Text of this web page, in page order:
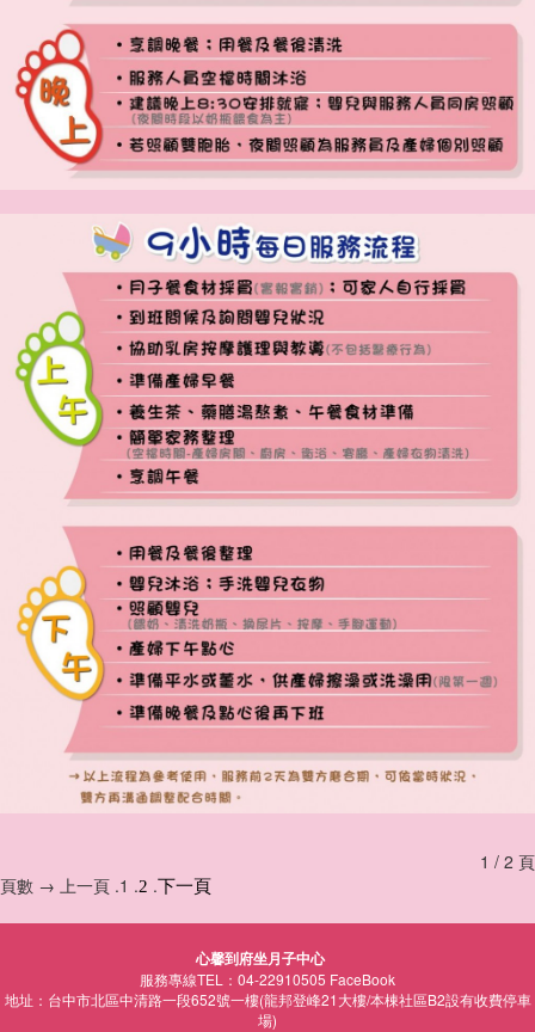
1 / 2 頁
頁數 → 上一頁 .1 .2 .下一頁
心馨到府坐月子中心
服務專線TEL：04-22910505 FaceBook
地址：台中市北區中清路一段652號一樓(龍邦登峰21大樓/本棟社區B2設有收費停車
場)